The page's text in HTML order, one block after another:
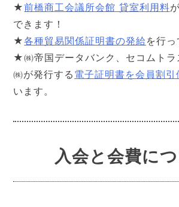
★前橋商工会議所会館 貸室利用料
できます！
★各種貿易関係証明書の発給 を行っ
★㈱帝国データバンク、セコムトラ
㈱が発行する 電子証明書を会員割引
います。
入会と会費に